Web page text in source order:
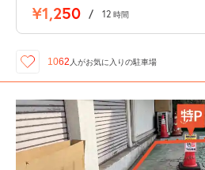
¥1,250 / 12 時間
1062 人がお気に入りの駐車場